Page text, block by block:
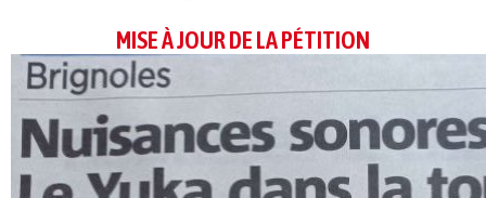
MISE À JOUR DE LA PÉTITION